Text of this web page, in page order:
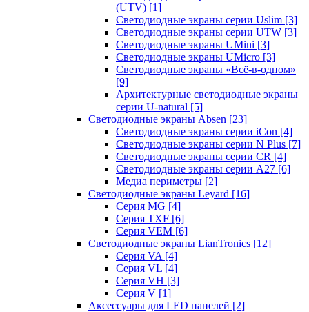
(UTV) [1]
Светодиодные экраны серии Uslim [3]
Светодиодные экраны серии UTW [3]
Светодиодные экраны UMini [3]
Светодиодные экраны UMicro [3]
Светодиодные экраны «Всё-в-одном»
[9]
Архитектурные светодиодные экраны
серии U-natural [5]
Светодиодные экраны Absen [23]
Светодиодные экраны серии iCon [4]
Светодиодные экраны серии N Plus [7]
Светодиодные экраны серии CR [4]
Светодиодные экраны серии А27 [6]
Медиа периметры [2]
Светодиодные экраны Leyard [16]
Серия MG [4]
Серия TXF [6]
Серия VEM [6]
Светодиодные экраны LianTronics [12]
Серия VA [4]
Серия VL [4]
Серия VH [3]
Серия V [1]
Аксессуары для LED панелей [2]